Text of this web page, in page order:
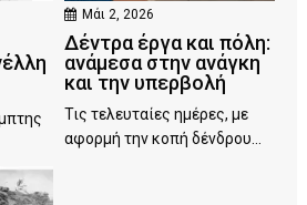
Μάι 2, 2026
Δέντρα έργα και πόλη:
ανάμεσα στην ανάγκη
και την υπερβολή
Τις τελευταίες ημέρες, με
αφορμή την κοπή δένδρου...